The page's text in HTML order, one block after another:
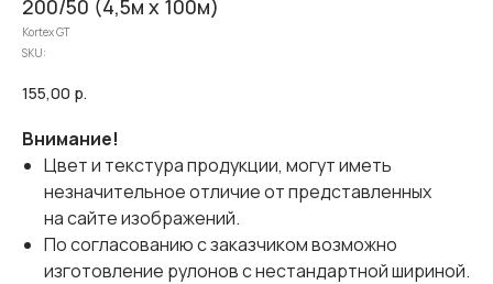
200/50 (4,5м х 100м)
Kortex GT
SKU:
155,00 р.
Внимание!
Цвет и текстура продукции, могут иметь
незначительное отличие от представленных
на сайте изображений.
По согласованию с заказчиком возможно
изготовление рулонов с нестандартной шириной.